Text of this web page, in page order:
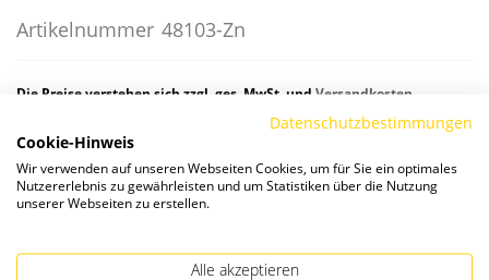
Artikelnummer 48103-Zn
Die Preise verstehen sich zzgl. ges. MwSt. und Versandkosten
Verfügbarkeit:
Datenschutzbestimmungen
Cookie-Hinweis
Wir verwenden auf unseren Webseiten Cookies, um für Sie ein optimales
Nutzererlebnis zu gewährleisten und um Statistiken über die Nutzung
unserer Webseiten zu erstellen.
Alle akzeptieren